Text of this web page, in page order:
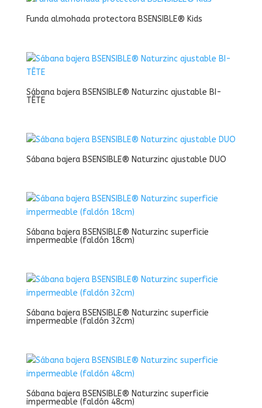
Funda almohada protectora BSENSIBLE® Kids
Sábana bajera BSENSIBLE® Naturzinc ajustable BI-
TÊTE
Sábana bajera BSENSIBLE® Naturzinc ajustable DUO
Sábana bajera BSENSIBLE® Naturzinc superficie
impermeable (faldón 18cm)
Sábana bajera BSENSIBLE® Naturzinc superficie
impermeable (faldón 32cm)
Sábana bajera BSENSIBLE® Naturzinc superficie
impermeable (faldón 48cm)